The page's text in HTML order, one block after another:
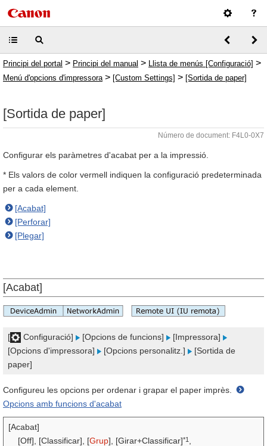
Principi del portal > Principi del manual > Llista de menús [Configuració] >
Menú d'opcions d'impressora > [Custom Settings] > [Sortida de paper]
[Sortida de paper]
Número de document: F4L0-0X7
Configurar els paràmetres d'acabat per a la impressió.
* Els valors de color vermell indiquen la configuració predeterminada
per a cada element.
[Acabat]
[Perforar]
[Plegar]
[Acabat]
[ Configuració] [Opcions de funcions]
[Impressora]
[Opcions d'impressora]
[Opcions personalitz.]
[Sortida de
paper]
Configureu les opcions per ordenar i grapar el paper imprès.
Opcions amb funcions d'acabat
[Acabat]
[Off], [Classificar], [Grup], [Girar+Classificar]*1